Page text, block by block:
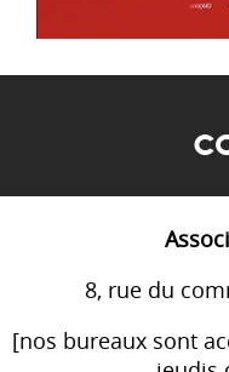
8, rue du
[nos bureaux sont